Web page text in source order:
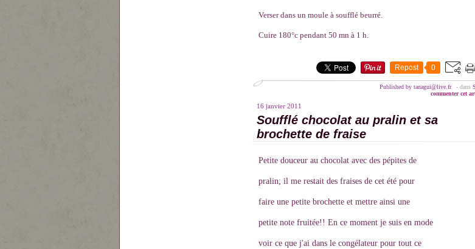
Verser dans un moule à soufflé beurré.
Cuire 180°c pendant 50 mn à 1 h.
Repost 0
Published by tanagui@live.fr - dans
commenter cet
16 janvier 2011
Soufflé chocolat au pralin et sa
brochette de fraise
Petite douceur au chocolat avec des pépites de
pralin; il me restait des fraises de cet été pour
faire une petite brochette et mettre ainsi une
petite note fruitée!! En ce moment je suis en mode
voir ce que j'ai dans le congélateur pour tout ce